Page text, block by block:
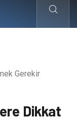
Gerekir
Dikkat